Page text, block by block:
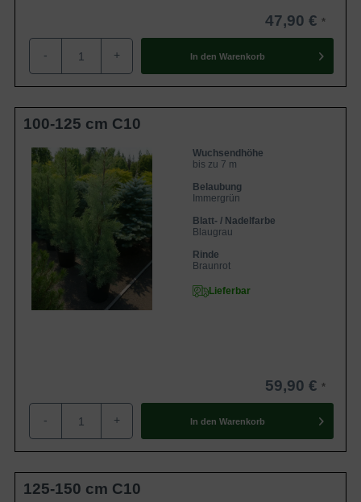
47,90 €
- + In den Warenkorb
100-125 cm C10
Wuchsendhöhe
bis zu 7 m
Belaubung
Immergrün
Blatt- / Nadelfarbe
Blaugrau
Rinde
Braunrot
Lieferbar
59,90 €
- + In den Warenkorb
125-150 cm C10